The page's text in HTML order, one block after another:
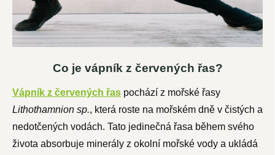
Co je vápník z červených řas?
Vápník z červených řas pochází z mořské řasy
Lithothamnion sp., která roste na mořském dně v čistých a
nedotčených vodách. Tato jedinečná řasa během svého
života absorbuje minerály z okolní mořské vody a ukládá